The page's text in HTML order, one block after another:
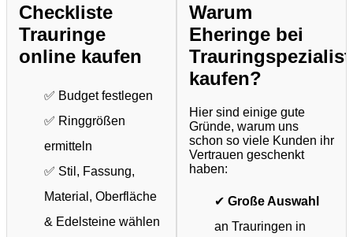
Checkliste
Trauringe
online kaufen
✅ Budget festlegen
✅ Ringgrößen
ermitteln
✅ Stil, Fassung,
Material, Oberfläche
& Edelsteine wählen
Warum
Eheringe bei
kaufen?
Hier sind einige gute
Gründe, warum uns
schon so viele Kunden ihr
Vertrauen geschenkt
haben:
✔ Große Auswahl
an Trauringen in